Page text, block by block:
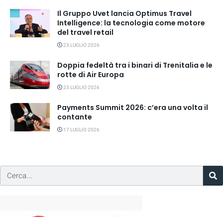
Il Gruppo Uvet lancia Optimus Travel
Intelligence: la tecnologia come motore
del travel retail
23 LUGLIO 2026
Doppia fedeltà tra i binari di Trenitalia e le
rotte di Air Europa
23 LUGLIO 2026
Payments Summit 2026: c’era una volta il
contante
17 LUGLIO 2026